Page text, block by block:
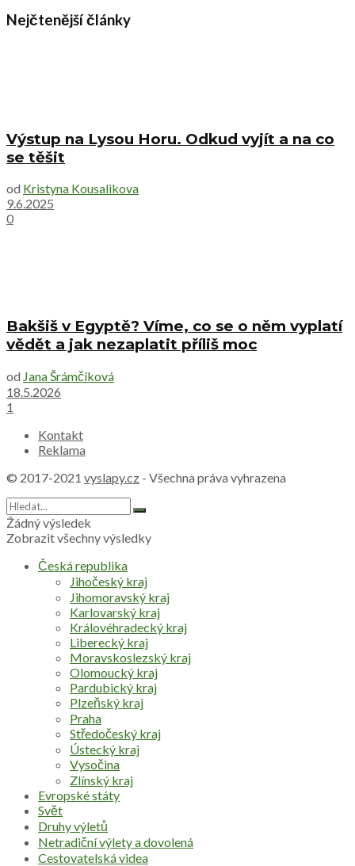
Nejčtenější články
Výstup na Lysou Horu. Odkud vyjít a na co
se těšit
od Kristyna Kousalikova
9.6.2025
0
Bakšiš v Egyptě? Víme, co se o něm vyplatí
vědět a jak nezaplatit příliš moc
od Jana Šrámčíková
18.5.2026
1
Kontakt
Reklama
© 2017-2021 vyslapy.cz - Všechna práva vyhrazena
Žádný výsledek
Zobrazit všechny výsledky
Česká republika
Jihočeský kraj
Jihomoravský kraj
Karlovarský kraj
Královéhradecký kraj
Liberecký kraj
Moravskoslezský kraj
Olomoucký kraj
Pardubický kraj
Plzeňský kraj
Praha
Středočeský kraj
Ústecký kraj
Vysočina
Zlínský kraj
Evropské státy
Svět
Druhy výletů
Netradiční výlety a dovolená
Cestovatelská videa